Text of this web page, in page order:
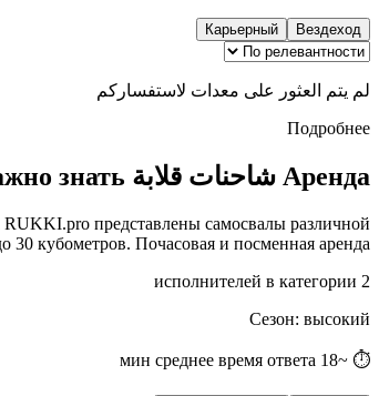
Вездеход
Карьерный
لم يتم العثور على معدات لاستفساركم
Подробнее
Аренда شاحنات قلابة в Москва — что важно знать
представлены самосвалы различной
30 кубометров. Почасовая и посменная аренда.
2
исполнителей в категории
Сезон: высокий
⏱ ~18 мин среднее время ответа